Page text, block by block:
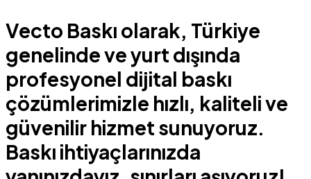
Vecto Baskı olarak, Türkiye
genelinde ve yurt dışında
profesyonel dijital baskı
çözümlerimizle hızlı, kaliteli ve
güvenilir hizmet sunuyoruz.
Baskı ihtiyaçlarınızda